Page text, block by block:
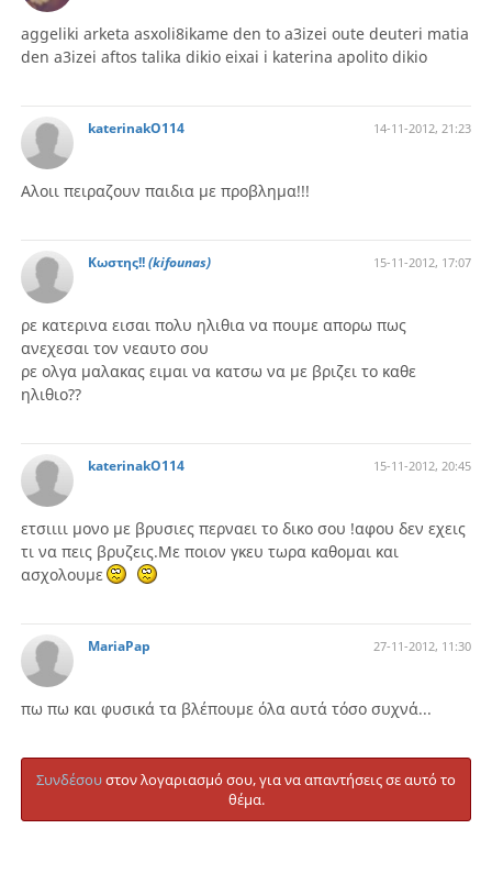
aggeliki arketa asxoli8ikame den to a3izei oute deuteri matia
den a3izei aftos talika dikio eixai i katerina apolito dikio
katerinakO114 14-11-2012, 21:23
Αλοιι πειραζουν παιδια με προβλημα!!!
Κωστης!!(kifounas) 15-11-2012, 17:07
ρε κατερινα εισαι πολυ ηλιθια να πουμε απορω πως
ανεχεσαι τον νεαυτο σου
ρε ολγα μαλακας ειμαι να κατσω να με βριζει το καθε
ηλιθιο??
katerinakO114 15-11-2012, 20:45
ετσιιιι μονο με βρυσιες περναει το δικο σου !αφου δεν εχεις
τι να πεις βρυζεις.Με ποιον γκευ τωρα καθομαι και
ασχολουμε
MariaPap 27-11-2012, 11:30
πω πω και φυσικά τα βλέπουμε όλα αυτά τόσο συχνά...
Συνδέσουστον λογαριασμό σου, για να απαντήσεις σε αυτό το
θέμα.